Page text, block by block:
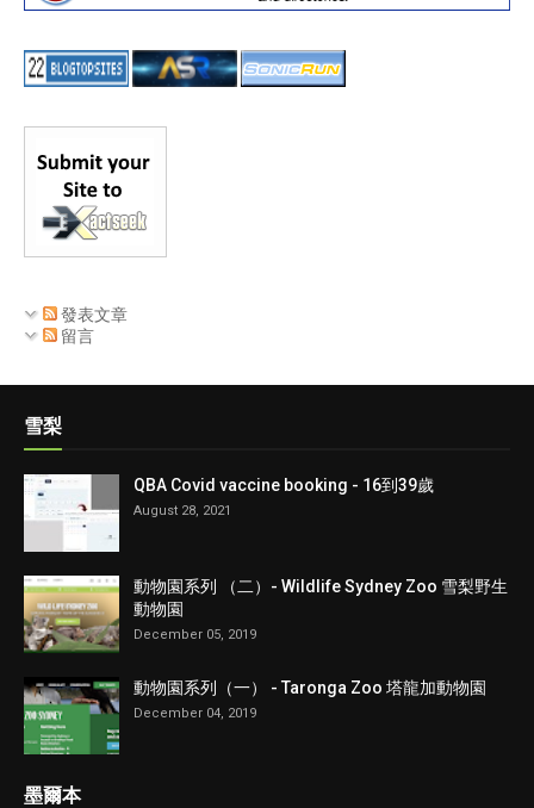
發表文章
留言
雪梨
QBA Covid vaccine booking - 16到39歲
August 28, 2021
動物園系列 （二）- Wildlife Sydney Zoo 雪梨野生
動物園
December 05, 2019
動物園系列（一） - Taronga Zoo 塔龍加動物園
December 04, 2019
墨爾本